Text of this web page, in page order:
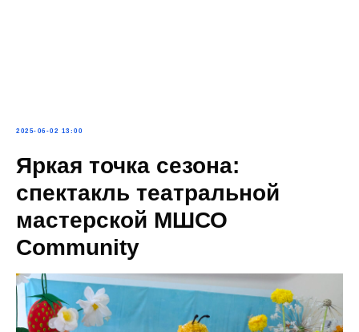
2025-06-02 13:00
Яркая точка сезона:
спектакль театральной
мастерской МШСО
Community